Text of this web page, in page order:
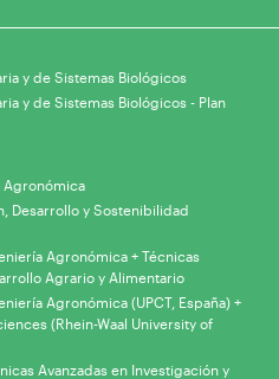
y de Sistemas Biológicos
y de Sistemas Biológicos - Plan
Agronómica
Desarrollo y Sostenibilidad
Agronómica + Técnicas
Agrario y Alimentario
Agronómica (UPCT, España) +
(Rhein-Waal University of
Avanzadas en Investigación y